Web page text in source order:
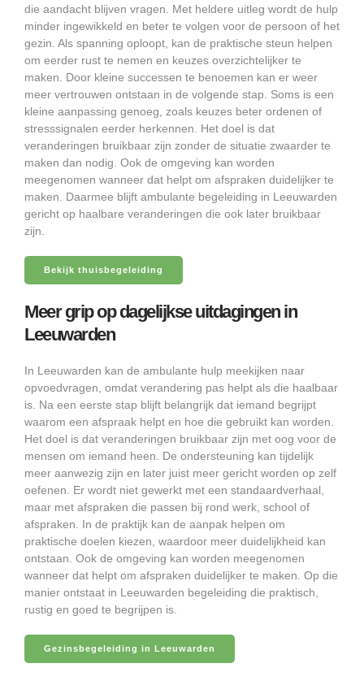
die aandacht blijven vragen. Met heldere uitleg wordt de hulp
minder ingewikkeld en beter te volgen voor de persoon of het
gezin. Als spanning oploopt, kan de praktische steun helpen
om eerder rust te nemen en keuzes overzichtelijker te
maken. Door kleine successen te benoemen kan er weer
meer vertrouwen ontstaan in de volgende stap. Soms is een
kleine aanpassing genoeg, zoals keuzes beter ordenen of
stresssignalen eerder herkennen. Het doel is dat
veranderingen bruikbaar zijn zonder de situatie zwaarder te
maken dan nodig. Ook de omgeving kan worden
meegenomen wanneer dat helpt om afspraken duidelijker te
maken. Daarmee blijft ambulante begeleiding in Leeuwarden
gericht op haalbare veranderingen die ook later bruikbaar
zijn.
Bekijk thuisbegeleiding
Meer grip op dagelijkse uitdagingen in
Leeuwarden
In Leeuwarden kan de ambulante hulp meekijken naar
opvoedvragen, omdat verandering pas helpt als die haalbaar
is. Na een eerste stap blijft belangrijk dat iemand begrijpt
waarom een afspraak helpt en hoe die gebruikt kan worden.
Het doel is dat veranderingen bruikbaar zijn met oog voor de
mensen om iemand heen. De ondersteuning kan tijdelijk
meer aanwezig zijn en later juist meer gericht worden op zelf
oefenen. Er wordt niet gewerkt met een standaardverhaal,
maar met afspraken die passen bij rond werk, school of
afspraken. In de praktijk kan de aanpak helpen om
praktische doelen kiezen, waardoor meer duidelijkheid kan
ontstaan. Ook de omgeving kan worden meegenomen
wanneer dat helpt om afspraken duidelijker te maken. Op die
manier ontstaat in Leeuwarden begeleiding die praktisch,
rustig en goed te begrijpen is.
Gezinsbegeleiding in Leeuwarden